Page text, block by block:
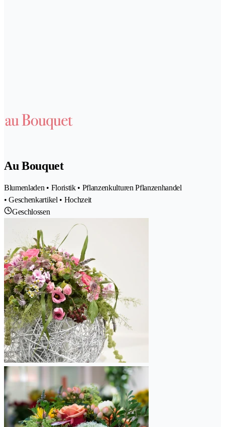
Au Bouquet
Blumenladen • Floristik • Pflanzenkulturen Pflanzenhandel
• Geschenkartikel • Hochzeit
Geschlossen